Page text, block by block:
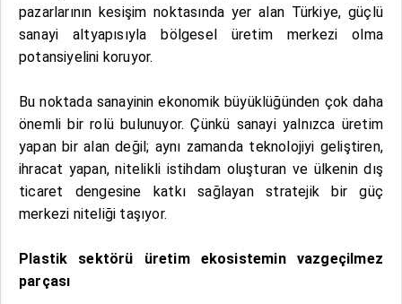
pazarlarının kesişim noktasında yer alan Türkiye, güçlü
sanayi altyapısıyla bölgesel üretim merkezi olma
potansiyelini koruyor.
Bu noktada sanayinin ekonomik büyüklüğünden çok daha
önemli bir rolü bulunuyor. Çünkü sanayi yalnızca üretim
yapan bir alan değil; aynı zamanda teknolojiyi geliştiren,
ihracat yapan, nitelikli istihdam oluşturan ve ülkenin dış
ticaret dengesine katkı sağlayan stratejik bir güç
merkezi niteliği taşıyor.
Plastik sektörü üretim ekosistemin vazgeçilmez
parçası